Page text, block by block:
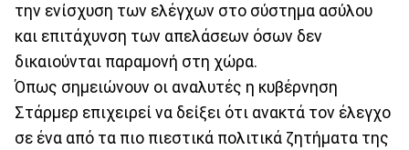
την ενίσχυση των ελέγχων στο σύστημα ασύλου
και επιτάχυνση των απελάσεων όσων δεν
δικαιούνται παραμονή στη χώρα.
Όπως σημειώνουν οι αναλυτές η κυβέρνηση
Στάρμερ επιχειρεί να δείξει ότι ανακτά τον έλεγχο
σε ένα από τα πιο πιεστικά πολιτικά ζητήματα της